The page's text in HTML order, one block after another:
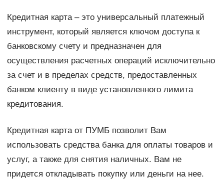
Кредитная карта – это универсальный платежный
инструмент, который является ключом доступа к
банковскому счету и предназначен для
осуществления расчетных операций исключительно
за счет и в пределах средств, предоставленных
банком клиенту в виде установленного лимита
кредитования.
Кредитная карта от ПУМБ позволит Вам
использовать средства банка для оплаты товаров и
услуг, а также для снятия наличных. Вам не
придется откладывать покупку или деньги на нее.